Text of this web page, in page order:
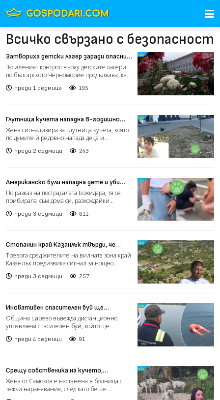
Всичко свързано с безопасност
Затвориха детски лагер заради опасни
условия, установиха 11 нарушения по
морето (видео)
Засиленият контрол върху детските лагери
по българското Черноморие продължава, като
преди 1 седмица 195
Глутница кучета нападна 8-годишно
дете на велосипед в Хисаря (видео)
Жена сигнализира за глутница кучета, която
по думите ѝ редовно напада деца и
преди 2 седмици 243
Американско були нападна дете и уби
домашно куче в Нови Искър (видео)
По разказ на пострадалата Божидара, тя се
прибирала към дома си, разхождайки
преди 3 седмици 611
Стопанин край Казанлък твърди, че
бракониери са убили негови домашни
животни (видео)
Тревога сред жителите на вилната зона край
Казанлък предизвика сигнал за нощно
преди 3 седмици 257
Иновативен спасителен буй ще
подпомага спасителите в Царево
(видео)
Община Царево въвежда дистанционно
управляем спасителен буй, който ще
преди 4 седмици 91
Срещу собственика на кучето,
нападнало жена в Самоков, са подавани
десетки жалби (видео)
Жена от Самоков е настанена в болница с
тежки наранявания, след като беше